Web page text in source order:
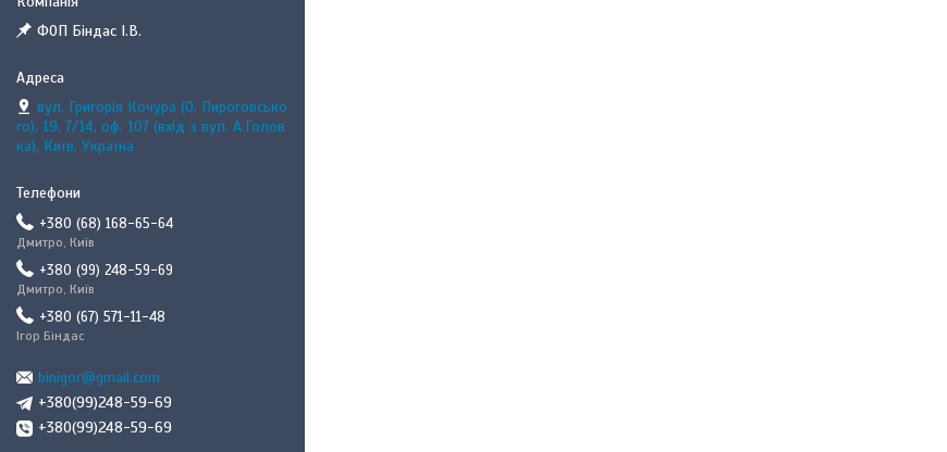
ФОП Біндас І.В.
вул. Григорія Кочура (О. Пироговсько
го), 19, 7/14, оф. 107 (вхід з вул. А.Голов
ка), Київ, Україна
+380 (68) 168-65-64
Дмитро, Київ
+380 (99) 248-59-69
Дмитро, Київ
+380 (67) 571-11-48
Ігор Біндас
binigor@gmail.com
+380(99)248-59-69
+380(99)248-59-69